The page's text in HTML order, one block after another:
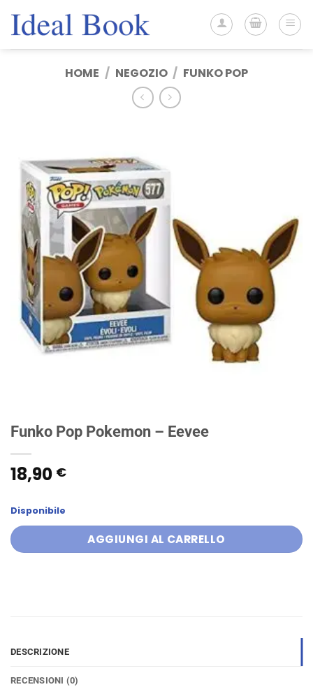
HOME / NEGOZIO / FUNKO POP
Funko Pop Pokemon – Eevee
18,90 €
Disponibile
AGGIUNGI AL CARRELLO
DESCRIZIONE
RECENSIONI (0)